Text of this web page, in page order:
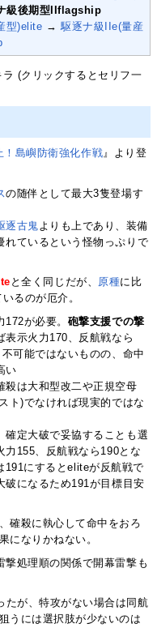
級後期型IIflagship
型)elite → 駆逐ナ級IIe(量産
(クリックするとセリフ一
！島嶼防衛強化作戦』より登
の随伴として最大3隻登場す
逐古鬼 よりも上であり、装備
れているという怪物っぷりで
と全く同じだが、 原種に比
るのが厄介。
が必要。 砲撃支援での撃
表示火力170、反航戦なら
可能ではないものの、命中
い
殺は大和型改二や正規空母
ト)でなければ現実的ではな
確定大破で妥協することも選
力155、反航戦なら190とな
191にするとeliteが反航戦で
破になるため191が目標目安
確殺に執心して命中をおろ
になりかねない。
処理順の関係で開幕雷撃も
たが、特攻がない場合は同航
うには選択肢が少ないのは